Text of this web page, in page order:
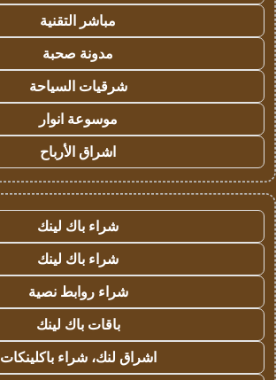
مباشر التقنية
مدونة صحبة
شرقيات السياحة
موسوعة انوار
اشراق الأرباح
شراء باك لينك
شراء باك لينك
شراء روابط نصية
باقات باك لينك
اشراق لنك، شراء باكلينكات